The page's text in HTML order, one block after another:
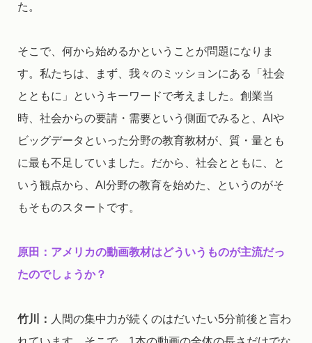
た。
そこで、何から始めるかということが問題になりま
す。私たちは、まず、我々のミッションにある「社会
とともに」というキーワードで考えました。創業当
時、社会からの要請・需要という側面でみると、AIや
ビッグデータといった分野の教育教材が、質・量とも
に最も不足していました。だから、社会とともに、と
いう観点から、AI分野の教育を始めた、というのがそ
もそものスタートです。
原田：アメリカの動画教材はどういうものが主流だっ
たのでしょうか？
竹川： 人間の集中力が続くのはだいたい5分前後と言わ